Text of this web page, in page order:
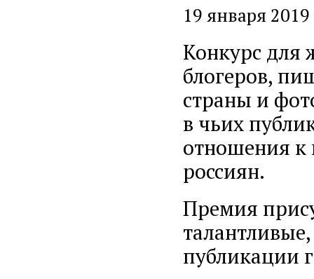
19 января 2019
Конкурс для
блогеров,
страны и
в чьих
отношения к
россиян.
Премия
публикации